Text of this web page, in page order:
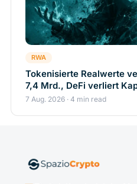
RWA
Tokenisierte Realwerte
7,4 Mrd., DeFi verliert
7 Aug. 2026 · 4 min read